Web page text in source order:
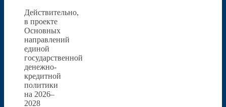
Действительно,
в проекте
Основных
направлений
единой
государственной
денежно-
кредитной
политики
на 2026–
2028